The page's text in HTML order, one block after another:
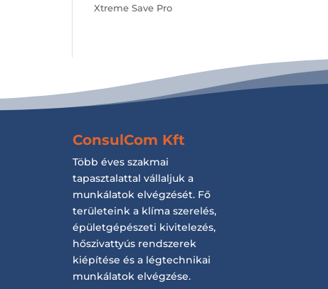
Xtreme Save Pro
ConsulCom Kft
Több éves szakmai
tapasztalattal vállaljuk a
munkálatok elvégzését. Fő
területeink a klíma szerelés,
épületgépészeti kivitelezés,
hőszivattyús rendszerek
kiépítése és a légtechnikai
munkálatok elvégzése.